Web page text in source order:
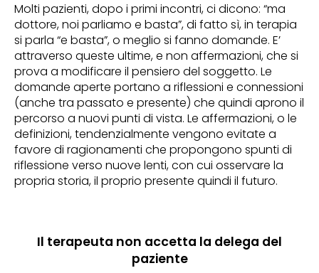
Molti pazienti, dopo i primi incontri, ci dicono: “ma
dottore, noi parliamo e basta”, di fatto sì, in terapia
si parla “e basta”, o meglio si fanno domande. E’
attraverso queste ultime, e non affermazioni, che si
prova a modificare il pensiero del soggetto. Le
domande aperte portano a riflessioni e connessioni
(anche tra passato e presente) che quindi aprono il
percorso a nuovi punti di vista. Le affermazioni, o le
definizioni, tendenzialmente vengono evitate a
favore di ragionamenti che propongono spunti di
riflessione verso nuove lenti, con cui osservare la
propria storia, il proprio presente quindi il futuro.
Il terapeuta non accetta la delega del
paziente